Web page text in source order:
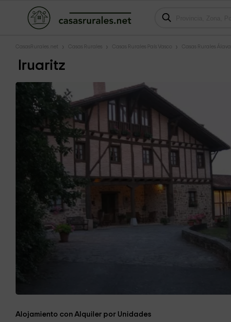
CasasRurales.net Casas Rurales Casas Rurales País Vasco Casas Rurales Álava
Iruaritz
Alojamiento con Alquiler por Unidades